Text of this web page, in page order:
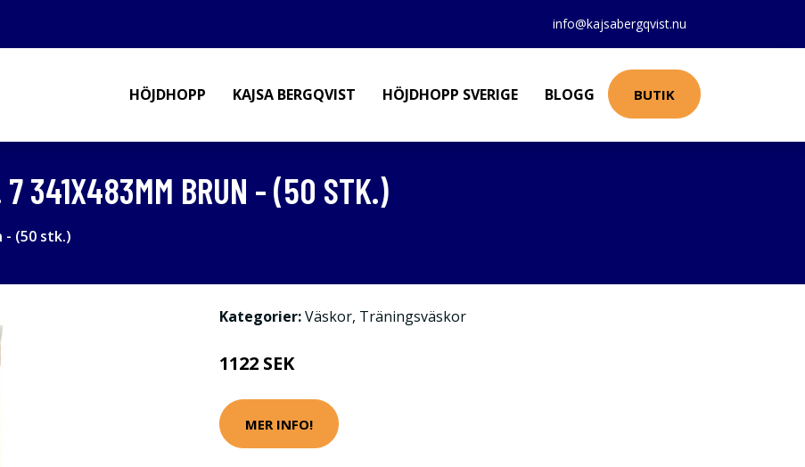
info@kajsabergqvist.nu
HÖJDHOPP KAJSA BERGQVIST HÖJDHOPP SVERIGE BLOGG BUTIK
7 341X483MM BRUN - (50 STK.)
- (50 stk.)
Kategorier:Väskor, Träningsväskor
1122 SEK
MER INFO!